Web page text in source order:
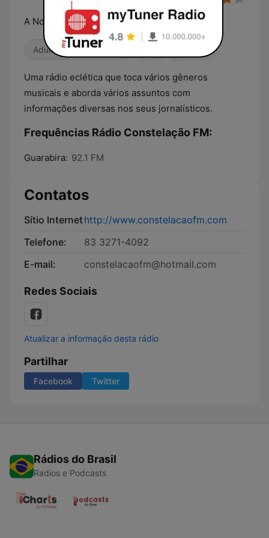
A Nossa Rádio
Adulto-Contemporânea
Uma rádio eclética que toca vários gêneros
musicais e aborda vários assuntos com
informações diversas nos seus jornalísticos.
Frequências Rádio Constelação FM:
Guarabira: 92.1 FM
Contatos
Sítio Internethttp://www.constelacaofm.com
Telefone:
83 3271-4092
E-mail:
constelacaofm@hotmail.com
Redes Sociais
Atualizar a informação desta rádio
Partilhar
Facebook Twitter
Rádios do Brasil
Radios e Podcasts